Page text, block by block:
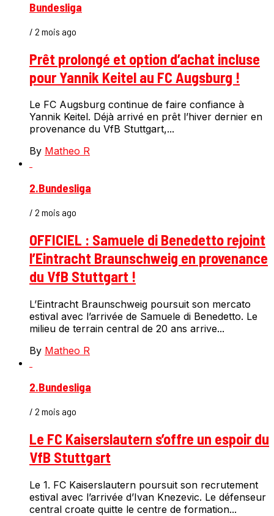
Bundesliga
/ 2 mois ago
Prêt prolongé et option d’achat incluse
pour Yannik Keitel au FC Augsburg !
Le FC Augsburg continue de faire confiance à
Yannik Keitel. Déjà arrivé en prêt l’hiver dernier en
provenance du VfB Stuttgart,...
By Matheo R
2.Bundesliga
/ 2 mois ago
OFFICIEL : Samuele di Benedetto rejoint
l’Eintracht Braunschweig en provenance
du VfB Stuttgart !
L’Eintracht Braunschweig poursuit son mercato
estival avec l’arrivée de Samuele di Benedetto. Le
milieu de terrain central de 20 ans arrive...
By Matheo R
2.Bundesliga
/ 2 mois ago
Le FC Kaiserslautern s’offre un espoir du
VfB Stuttgart
Le 1. FC Kaiserslautern poursuit son recrutement
estival avec l’arrivée d’Ivan Knezevic. Le défenseur
central croate quitte le centre de formation...